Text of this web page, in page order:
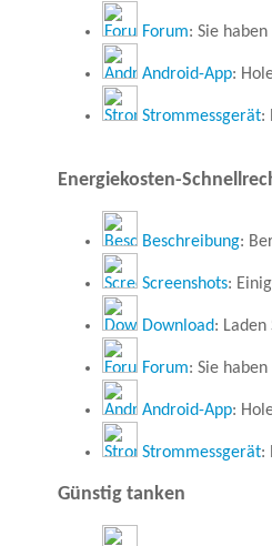
Forum: Sie
Android-App:
Strommessgerät:
Energiekosten-
Beschreibung:
Screenshots:
Download:
Forum: Sie
Android-App:
Strommessgerät:
Günstig tanken